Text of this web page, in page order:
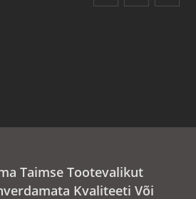
Taimse Tootevalikut
Kvaliteeti Või